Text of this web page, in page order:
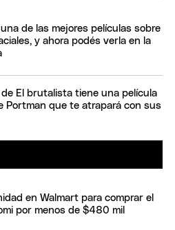
de las mejores películas sobre
y ahora podés verla en la
de El brutalista tiene una película
Portman que te atrapará con sus
en Walmart para comprar el
por menos de $480 mil